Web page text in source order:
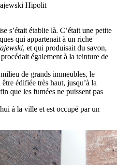
Hipolit
s’était établie là. C’était une petite
qui appartenait à un riche
, et qui produisait du savon,
également à la teinture de
de grands immeubles, le
édifiée très haut, jusqu’à la
que les fumées ne puissent pas
à la ville et est occupé par un